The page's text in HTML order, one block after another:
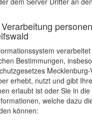
Bestimmungen,
erhebt, nutzt und gibt
erlaubt ist oder Sie in
welche dazu
können: